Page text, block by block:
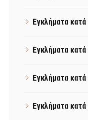
Εγκλήματα κατά
Εγκλήματα
Εγκλήματα
Εγκλήματα